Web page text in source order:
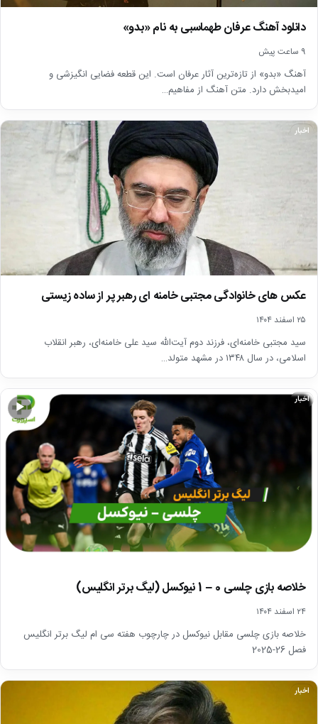
دانلود آهنگ عرفان طهماسبی به نام «بدو»
9 ساعت پیش
آهنگ «بدو» از تازه‌ترین آثار عرفان است. این قطعه فضایی انگیزشی و
امیدبخش دارد. متن آهنگ از مفاهیم…
اخبار
عکس های خانوادگی مجتبی خامنه ای رهبر پر از ساده زیستی
۲۵ اسفند ۱۴۰۴
سید مجتبی خامنه‌ای، فرزند دوم آیت‌الله سید علی خامنه‌ای، رهبر انقلاب
اسلامی، در سال ۱۳۴۸ در مشهد متولد…
▶
اخبار
خلاصه بازی چلسی 0 – 1 نیوکسل (لیگ برتر انگلیس)
۲۴ اسفند ۱۴۰۴
خلاصه بازی چلسی مقابل نیوکسل در چارچوب هفته سی ام لیگ برتر انگلیس
فصل 26-2025
اخبار